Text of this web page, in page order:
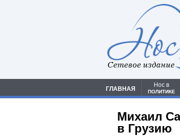
Сетевое издание
ГЛАВНАЯ
Нос в
ПОЛИТИКЕ
Михаил
в Грузию